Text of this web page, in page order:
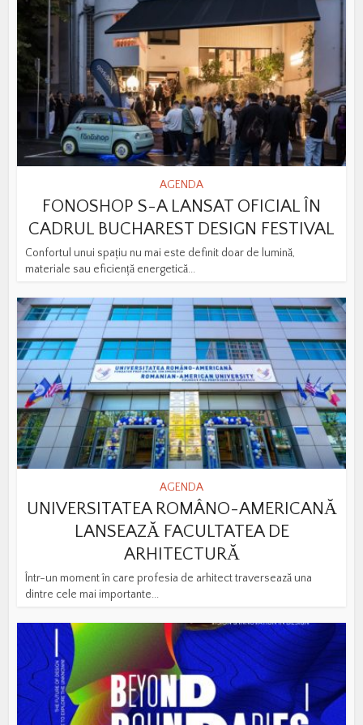
AGENDA
FONOSHOP S-A LANSAT OFICIAL ÎN
CADRUL BUCHAREST DESIGN FESTIVAL
Confortul unui spațiu nu mai este definit doar de lumină,
materiale sau eficiență energetică...
AGENDA
UNIVERSITATEA ROMÂNO-AMERICANĂ
LANSEAZĂ FACULTATEA DE
ARHITECTURĂ
Într-un moment în care profesia de arhitect traversează una
dintre cele mai importante...